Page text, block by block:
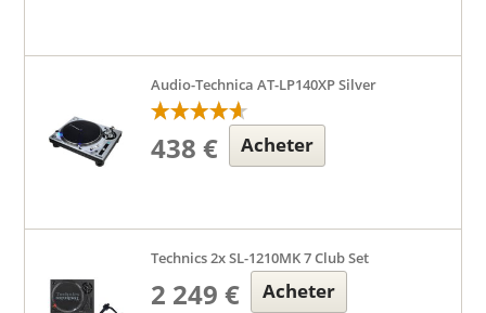
Audio-Technica AT-LP140XP Silver
438 € Acheter
Technics 2x SL-1210MK 7 Club Set
2 249 € Acheter